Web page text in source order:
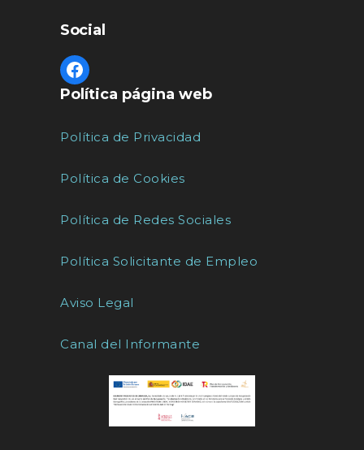
Social
Política página web
Política de Privacidad
Política de Cookies
Política de Redes Sociales
Política Solicitante de Empleo
Aviso Legal
Canal del Informante